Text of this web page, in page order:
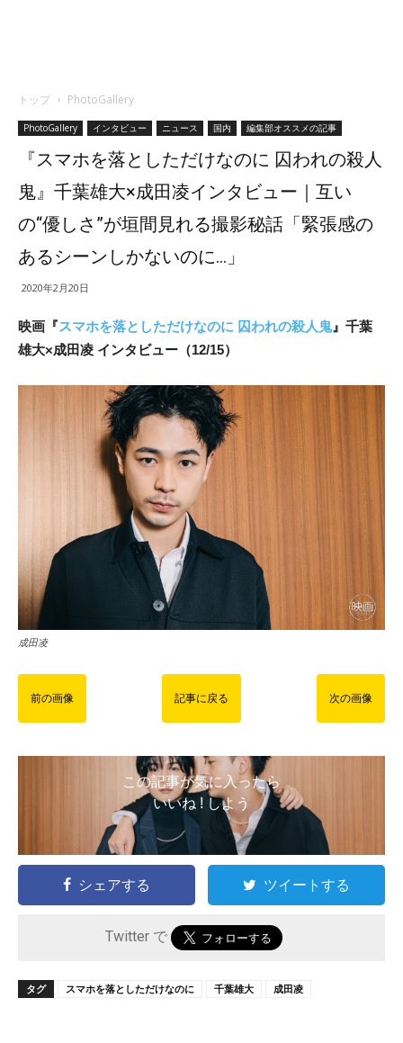
トップ PhotoGallery
PhotoGallery インタビュー ニュース 国内 編集部オススメの記事
『スマホを落としただけなのに 囚われの殺人
鬼』千葉雄大×成田凌インタビュー｜互い
の“優しさ”が垣間見れる撮影秘話「緊張感の
あるシーンしかないのに…」
2020年2月20日
映画『スマホを落としただけなのに 囚われの殺人鬼』千葉
雄大×成田凌 インタビュー（12/15）
成田凌
前の画像 記事に戻る 次の画像
この記事が気に入ったら
いいね ! しよう
シェアする ツイートする
Twitter で
タグ スマホを落としただけなのに 千葉雄大 成田凌